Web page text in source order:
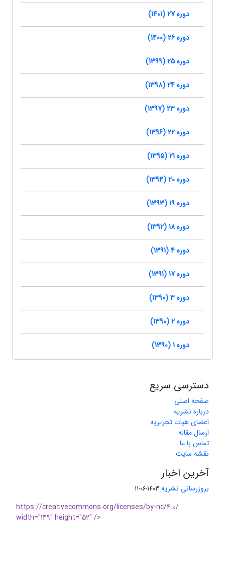
دوره 27 (1401)
دوره 26 (1400)
دوره 25 (1399)
دوره 24 (1398)
دوره 23 (1397)
دوره 22 (1396)
دوره 21 (1395)
دوره 20 (1394)
دوره 19 (1393)
دوره 18 (1392)
دوره 4 (1391)
دوره 17 (1391)
دوره 3 (1390)
دوره 2 (1390)
دوره 1 (1390)
دسترسی سریع
صفحه اصلی
درباره نشریه
اعضای هیات تحریریه
ارسال مقاله
تماس با ما
نقشه سایت
آخرین اخبار
بروزرسانی نشریه 1403-06-11
https://creativecommons.org/licenses/by-nc/4.0/
width="149" height="52" />